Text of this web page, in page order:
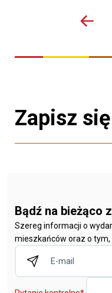
Zapisz
Bądź na bieżąco
Szereg informacji o
mieszkańców oraz o tym,